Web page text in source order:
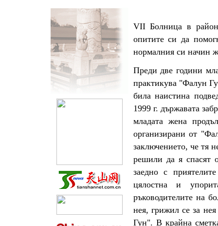
VII Болница в
опитите си да
нормалния си начин
Преди две години
практикува "Фалун
била наистина
1999 г. държавата
младата жена
организирани от
заключението, че тя
решили да я спасят
заедно с
цялостна и
ръководителите на
нея, грижил се за
Гун". В крайна